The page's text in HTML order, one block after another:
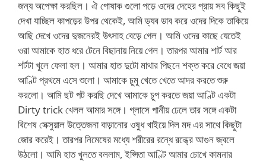
জন্য অপেক্ষা করছিল। ঐ পোষাক গুলো পড়ে ওদের দেহের প্রায় সব কিছুই
দেখা যাচ্ছিল কাপড়ের উপর থেকেই, আমি ড্যব ডাব করে ওদের দিকে তাকিয়ে
আছি দেখে ওদের দুজনেরই উৎসাহ বেড়ে গেল। আমি ওদের কাছে যেতেই
ওরা আমাকে হাত ধরে টেনে বিছানায় নিয়ে গেল। তারপর আমার শার্ট আর
শর্টটা খুলে ফেলা হল। আমার হাত দুটো মাথার পিছনে শক্ত করে বেধে জয়া
আণ্টি প্রথমে এসে শুলো। আমাকে চুমু খেতে খেতে আদর করতে শুরু
করলো। আমি ছট পট করছি দেখে আমাকে চুপ করতে জয়া আণ্টি একটা
Dirty trick খেলল আমার সঙ্গে। গ্লাসে পানীয় ঢেলে তার সঙ্গে একটা
বিশেষ সেক্সুয়াল উত্তেজনা বাড়ানোর ওষুধ খাইয়ে দিল মদ এর সাথে কিছুটা
জোর করেই। তারপর নিমেষের মধ্যে শরীরের রন্ধে রন্ধ্রে আগুন জ্বলে
উঠলো। আমি হাত খুলতে বললাম, ইপ্সিতা আণ্টি আমার চোখে কামনার